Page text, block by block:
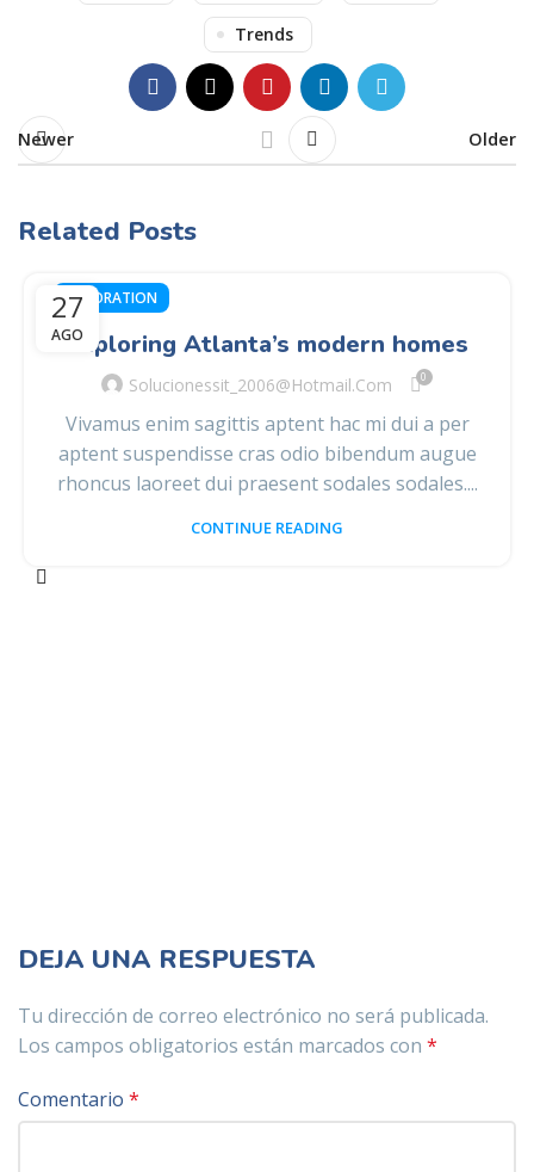
Trends
Newer Older
Related Posts
27
AGO
DECORATION
Exploring Atlanta’s modern homes
Solucionessit_2006@hotmail.com 0
Vivamus enim sagittis aptent hac mi dui a per
aptent suspendisse cras odio bibendum augue
rhoncus laoreet dui praesent sodales sodales....
CONTINUE READING
DEJA UNA RESPUESTA
Tu dirección de correo electrónico no será publicada.
Los campos obligatorios están marcados con *
Comentario *